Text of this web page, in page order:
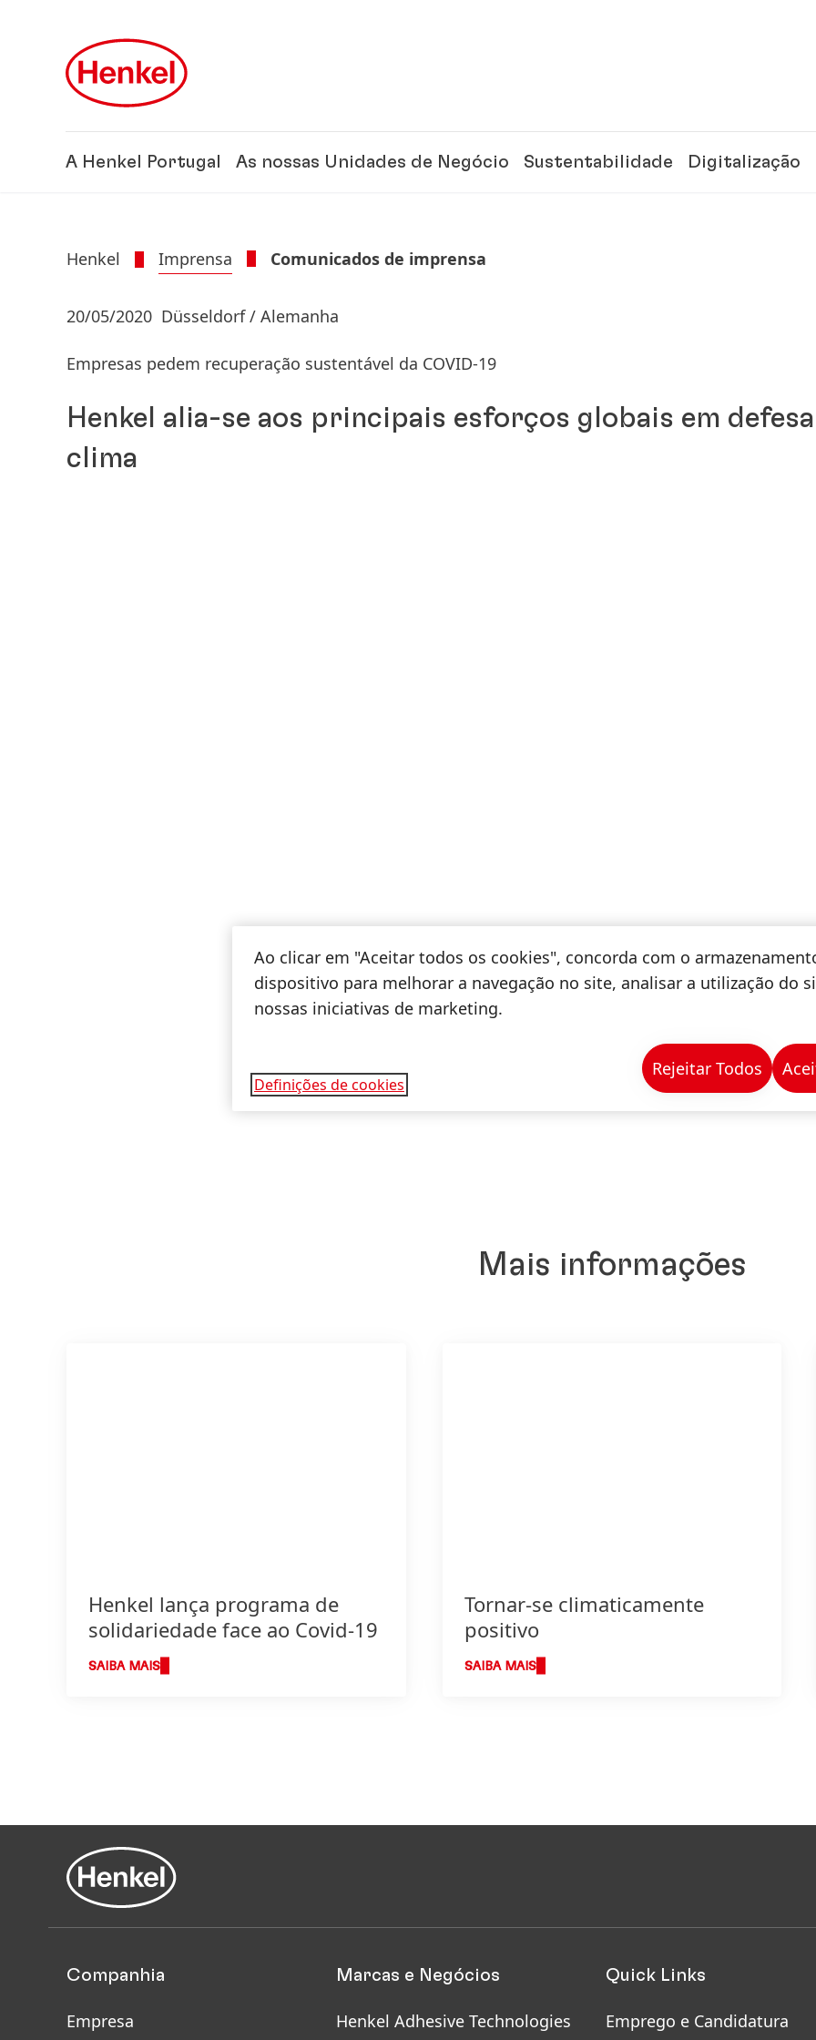
A Henkel Portugal As nossas Unidades de Negócio Sustentabilidade Digitalização
Henkel Imprensa Comunicados de imprensa
20/05/2020 Düsseldorf / Alemanha
Empresas pedem recuperação sustentável da COVID-19
Henkel alia-se aos principais esforços globais em
clima
Mais informações
Henkel lança programa de
solidariedade face ao Covid-19
SAIBA MAIS
Tornar-se climaticamente
positivo
SAIBA MAIS
Companhia
Empresa
Marcas e Negócios
Henkel Adhesive Technologies
Quick Links
Emprego e Candidatura
Ao clicar em "Aceitar todos os cookies", concorda com o
dispositivo para melhorar a navegação no site, analisar a utilização do
nossas iniciativas de marketing.
Definições de cookies
Rejeitar Todos